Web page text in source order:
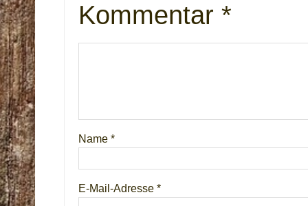
Kommentar *
Name *
E-Mail-Adresse *